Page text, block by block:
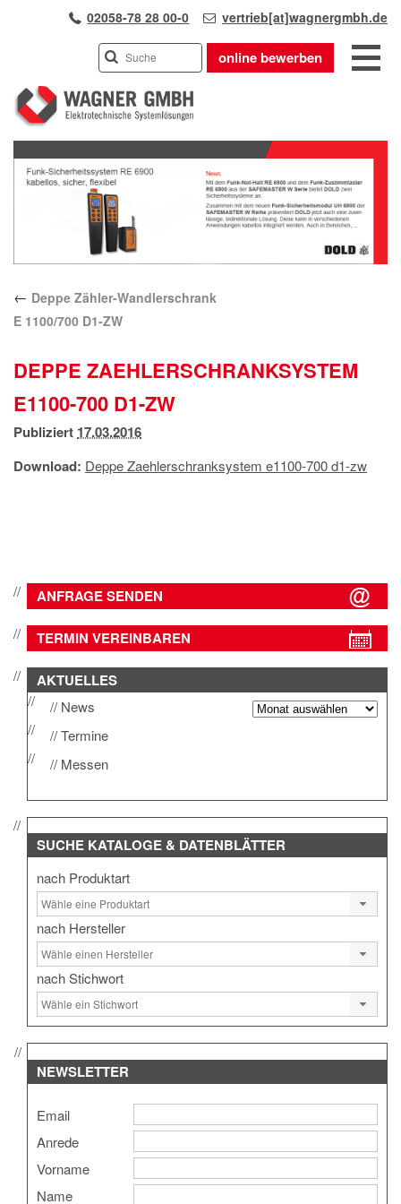
02058-78 28 00-0 vertrieb[at]wagnergmbh.de
online bewerben
INDUSTRIEVERTRETUNG
UNSER TEAM
WIR ÜBER UNS
KARRIERE
PRODUKTE
APPLIKATIONEN
LÖSUNGEN
KONTAKT
IMPRESSUM
DATENSCHUTZ
Previous
Next
← Deppe Zähler-Wandlerschrank
E 1100/700 D1-ZW
DEPPE ZAEHLERSCHRANKSYSTEM
E1100-700 D1-ZW
Publiziert 17.03.2016
Download: Deppe Zaehlerschranksystem e1100-700 d1-zw
ANFRAGE SENDEN
TERMIN VEREINBAREN
AKTUELLES
News
Termine
Messen
SUCHE KATALOGE & DATENBLÄTTER
nach Produktart
nach Hersteller
nach Stichwort
NEWSLETTER
Email
Anrede
Vorname
Name